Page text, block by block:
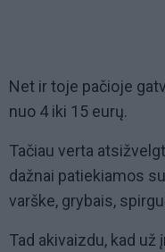
Net ir toje pačioje
nuo 4 iki 15 eurų.
Tačiau verta
dažnai patiekiamos
varške, grybais,
Tad akivaizdu, kad